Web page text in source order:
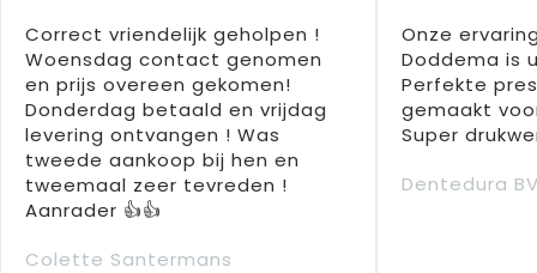
Correct vriendelijk geholpen !
Woensdag contact genomen
en prijs overeen gekomen!
Donderdag betaald en vrijdag
levering ontvangen ! Was
tweede aankoop bij hen en
tweemaal zeer tevreden !
Aanrader 👍👍
Colette Santermans
Onze
Doddema is
Perfekte
gemaakt
Super
Dentedura